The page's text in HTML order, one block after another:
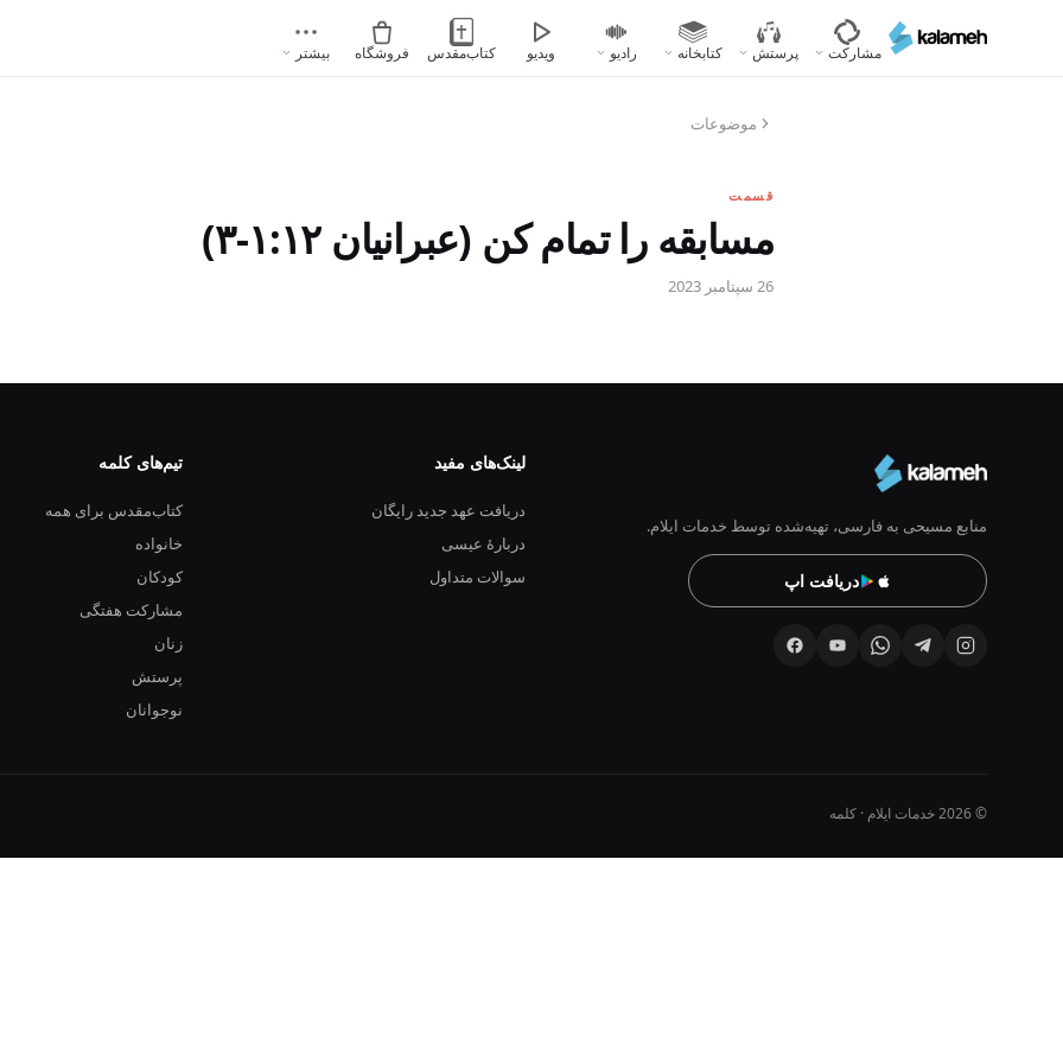
محتوای
مشارکت پرستش کتابخانه رادیو ویدیو کتاب‌مقدس فروشگاه بیشتر
موضوعات
قسمت
مسابقه را تمام کن (عبرانیان ۱:۱۲-۳)
26 سپتامبر 2023
منابع مسیحی به فارسی، تهیه‌شده توسط خدمات ایلام.
دریافت اپ
لینک‌های مفید
دریافت عهد جدید رایگان
دربارهٔ عیسی
سوالات متداول
تیم‌های کلمه
کتاب‌مقدس برای همه
خانواده
کودکان
مشارکت هفتگی
زنان
پرستش
نوجوانان
© 2026 خدمات ایلام · کلمه